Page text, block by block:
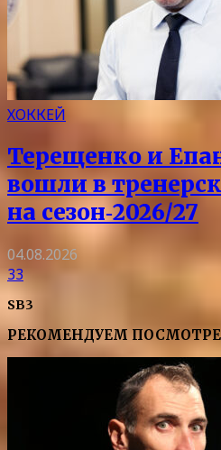
ХОККЕЙ
Терещенко и
вошли в
на сезон‑2026/27
04.08.2026
33
SB3
РЕКОМЕНДУЕМ